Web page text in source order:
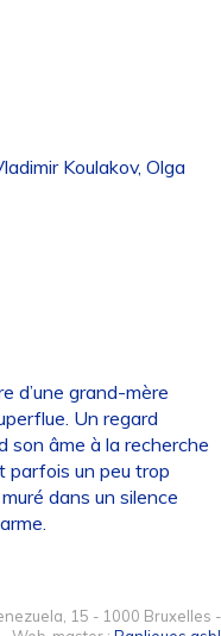
Koulakov, Olga
d’une grand-mère
Un regard
son âme à la recherche
parfois un peu trop
dans un silence
15 - 1000 Bruxelles -